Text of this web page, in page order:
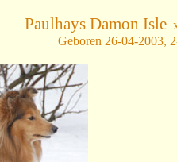
Paulhays Damon Isle
Geboren 26-04-2003,